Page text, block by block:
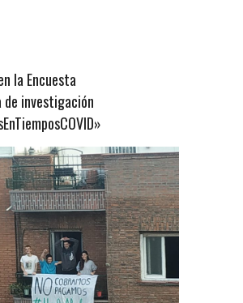
la Encuesta
de investigación